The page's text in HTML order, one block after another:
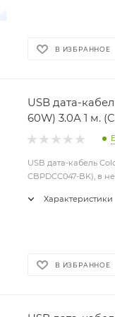
В ИЗБРАННОЕ
USB дата-
60W) 3.0А 1 м.
USB дата-кабель
CBPDCC047-BK), в
Характеристики
В ИЗБРАННОЕ